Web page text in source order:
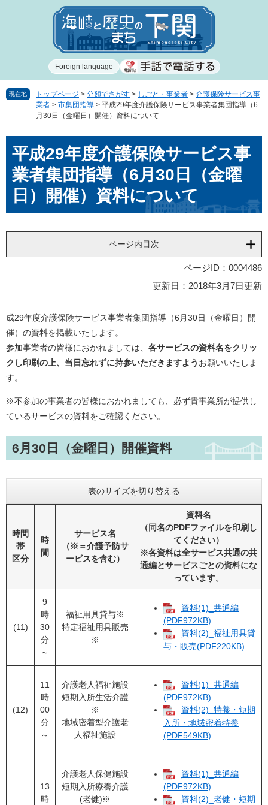
で
ば
Foreign language
現在地 トップページ > 分類でさがす > しごと・事業者 > 介護保険サービス事
業者 > 市集団指導 > 平成29年度介護保険サービス事業者集団指導（6
月30日（金曜日）開催）資料について
文平成29年度介護保険サービス事
業者集団指導（6月30日（金曜
日）開催）資料について
ページ内目次
ページID：0004486
更新日：2018年3月7日更新
成29年度介護保険サービス事業者集団指導（6月30日（金曜日）開
催）の資料を掲載いたします。
参加事業者の皆様におかれましては、 各サービスの資料名をクリッ
クし印刷の上、当日忘れずに持参いただきますよう お願いいたしま
す。
※不参加の事業者の皆様におかれましても、必ず貴事業所が提供し
ているサービスの資料をご確認ください。
6月30日（金曜日）開催資料
表のサイズを切り替える
時間
帯
区分
時
間
サービス名
（※＝介護予防サ
ービスを含む）
資料名
（同名のPDFファイルを印刷し
てください）
※各資料は全サービス共通の共
通編とサービスごとの資料にな
っています。
(11)
9
時
30
分
～
福祉用具貸与※
特定福祉用具販売
※
資料(1)_共通編
(PDF972KB)
資料(2)_福祉用具貸
与・販売(PDF220KB)
(12)
11
時
00
分
～
介護老人福祉施設
短期入所生活介護
※
地域密着型介護老
人福祉施設
資料(1)_共通編
(PDF972KB)
資料(2)_特養・短期
入所・地域密着特養
(PDF549KB)
13
時
介護老人保健施設
短期入所療養介護
(老健)※
資料(1)_共通編
(PDF972KB)
資料(2)_老健・短期